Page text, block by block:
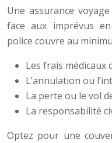
Une assurance
face aux imprévus
police couvre au
Les frais médicaux
L’annulation ou
La perte ou le vol
La responsabilité
Optez pour une